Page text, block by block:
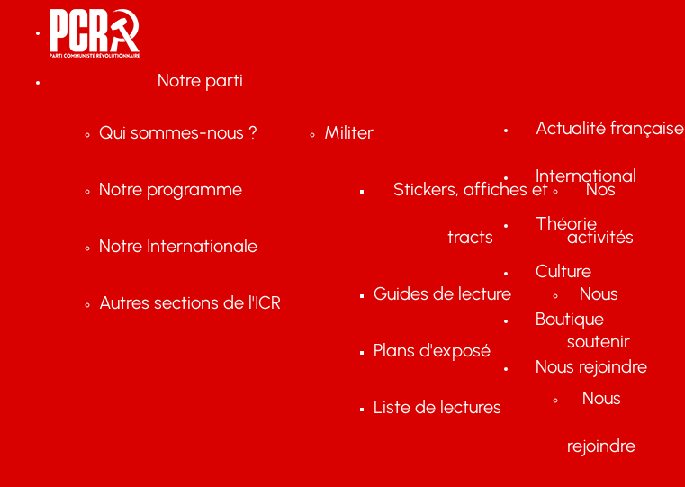
Notre parti
Qui sommes-nous ?
Notre programme
Notre Internationale
Autres sections de l'ICR
Militer
Stickers, affiches et
tracts
Guides de lecture
Plans d'exposé
Liste de lectures
Nos
activités
Nous
soutenir
Nous
rejoindre
Actualité française
International
Théorie
Culture
Boutique
Nous rejoindre